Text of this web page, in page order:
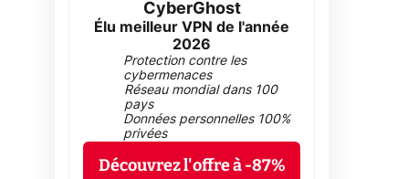
CyberGhost
Élu meilleur VPN de l'année
2026
Protection contre les
cybermenaces
Réseau mondial dans 100
pays
Données personnelles 100%
privées
Découvrez l'offre à -87%